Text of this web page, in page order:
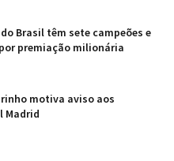
Brasil têm sete campeões e
premiação milionária
motiva aviso aos
Madrid